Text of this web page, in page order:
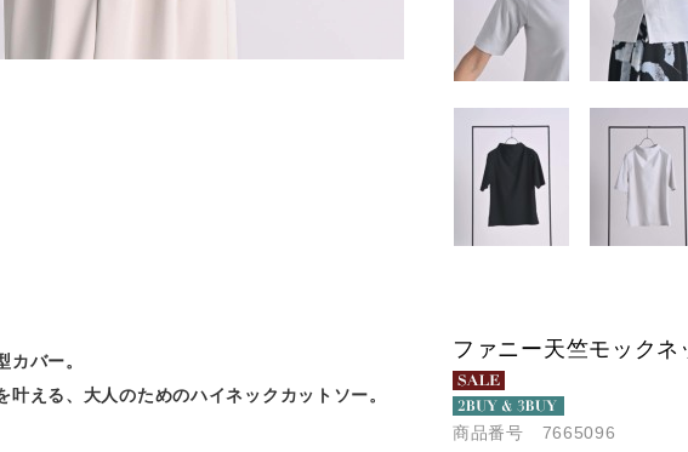
カバー。
叶える、大人のためのハイネックカットソー。
ファニー天竺モック
商品番号 7665096